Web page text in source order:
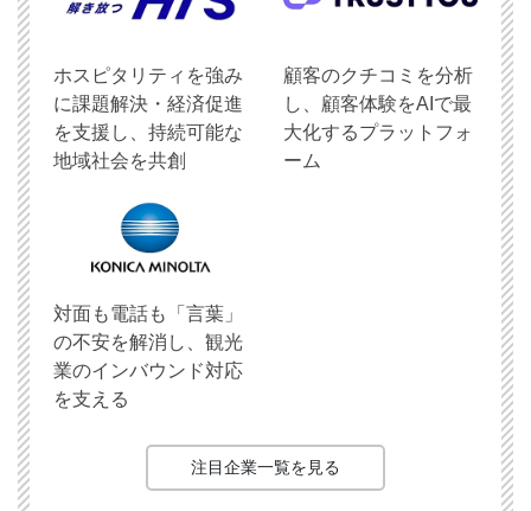
ホスピタリティを強み
に課題解決・経済促進
を支援し、持続可能な
地域社会を共創
顧客のクチコミを分析
し、顧客体験をAIで最
大化するプラットフォ
ーム
対面も電話も「言葉」
の不安を解消し、観光
業のインバウンド対応
を支える
注目企業一覧を見る